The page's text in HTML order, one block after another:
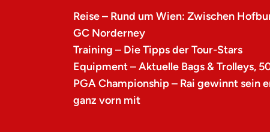
Reise – Rund um Wien: Zwischen
GC Norderney
Training – Die Tipps der Tour-Stars
Equipment – Aktuelle Bags & Trolleys,
PGA Championship – Rai gewinnt sein
ganz vorn mit